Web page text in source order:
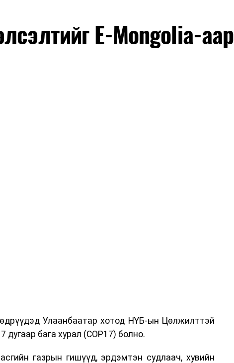
E-Mongolia-аар
Улаанбаатар хотод НҮБ-ын Цөлжилттэй
бага хурал (COP17) болно.
газрын гишүүд, эрдэмтэн судлаач, хувийн